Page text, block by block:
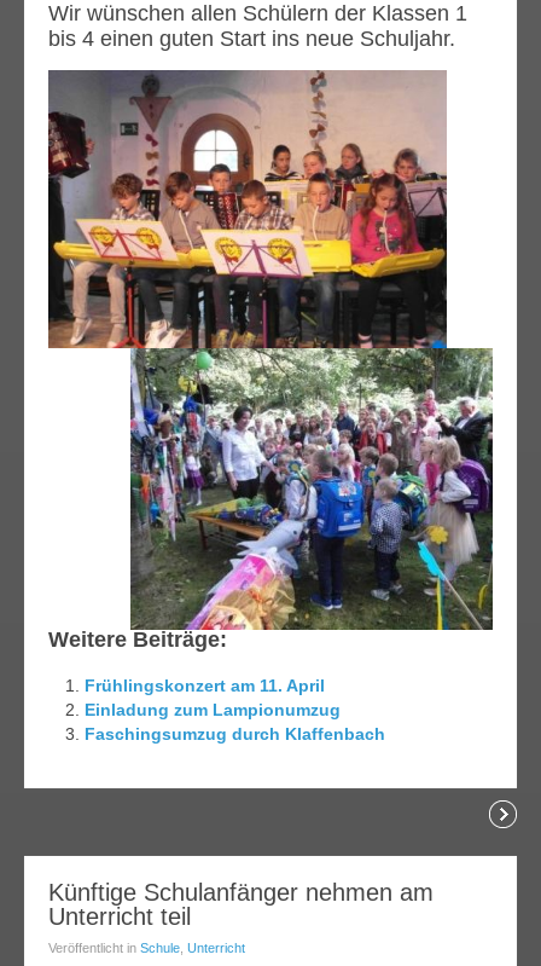
Wir wünschen allen Schülern der Klassen 1
bis 4 einen guten Start ins neue Schuljahr.
Weitere Beiträge:
Frühlingskonzert am 11. April
Einladung zum Lampionumzug
Faschingsumzug durch Klaffenbach
lesen
Künftige Schulanfänger nehmen am
Unterricht teil
Veröffentlicht in Schule Unterricht